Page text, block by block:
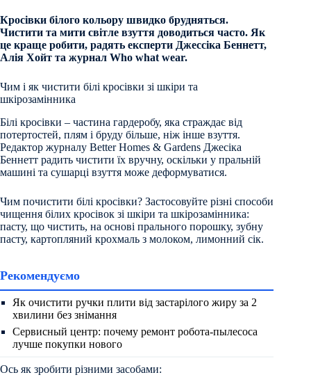
Кросівки білого кольору швидко брудняться.
Чистити та мити світле взуття доводиться часто. Як
це краще робити, радять експерти Джессіка Беннетт,
Алія Хойт та журнал Who what wear.
Чим і як чистити білі кросівки зі шкіри та
шкірозамінника
Білі кросівки – частина гардеробу, яка страждає від
потертостей, плям і бруду більше, ніж інше взуття.
Редактор журналу Better Homes & Gardens Джесіка
Беннетт радить чистити їх вручну, оскільки у пральній
машині та сушарці взуття може деформуватися.
Чим почистити білі кросівки? Застосовуйте різні способи
чищення білих кросівок зі шкіри та шкірозамінника:
пасту, що чистить, на основі прального порошку, зубну
пасту, картопляний крохмаль з молоком, лимонний сік.
Рекомендуємо
Як очистити ручки плити від застарілого жиру за 2
хвилини без знімання
Сервисный центр: почему ремонт робота-пылесоса
лучше покупки нового
Ось як зробити різними засобами: